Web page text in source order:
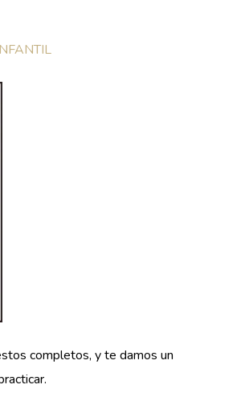
completos, y te damos un